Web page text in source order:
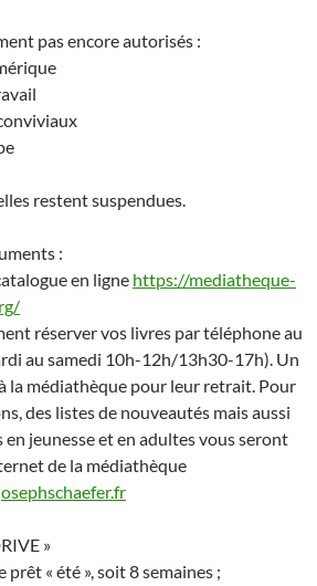
pas encore autorisés :
restent suspendues.
:
en ligne https://mediatheque-
réserver vos livres par téléphone au
au samedi 10h-12h/13h30-17h). Un
la médiathèque pour leur retrait. Pour
des listes de nouveautés mais aussi
jeunesse et en adultes vous seront
de la médiathèque
»
prêt « été », soit 8 semaines ;